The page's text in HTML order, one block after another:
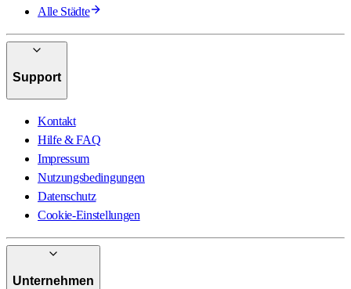
Alle Städte
Support
Kontakt
Hilfe & FAQ
Impressum
Nutzungsbedingungen
Datenschutz
Cookie-Einstellungen
Unternehmen